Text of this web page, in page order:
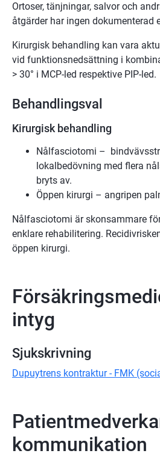
Ortoser, tänjningar, salvor och
åtgärder har ingen dokumenterad
Kirurgisk behandling kan vara
vid funktionsnedsättning i
> 30° i MCP-led respektive PIP-led.
Behandlingsval
Kirurgisk behandling
Nålfasciotomi –
lokalbedövning med flera
bryts av.
Öppen kirurgi – angripen
Nålfasciotomi är skonsammare
enklare rehabilitering.
öppen kirurgi.
intyg
Sjukskrivning
Dupuytrens kontraktur - FMK
kommunikation